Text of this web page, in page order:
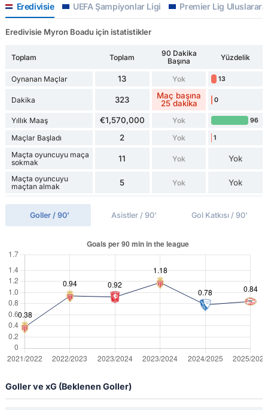
Eredivisie UEFA Şampiyonlar Ligi Premier Lig
Eredivisie Myron Boadu için istatistikler
Toplam Toplam
90 Dakika
Başına
Yüzdelik
Oynanan Maçlar 13 Yok 13
Dakika 323
Maç başına
25 dakika
0
Yıllık Maaş €1,570,000 Yok 96
Maçlar Başladı 2 Yok 1
Maçta oyuncuyu maça
sokmak
11 Yok Yok
Maçta oyuncuyu
maçtan almak
5 Yok Yok
Goller / 90' Asistler / 90' Gol Katkısı / 90'
Goller ve xG (Beklenen Goller)